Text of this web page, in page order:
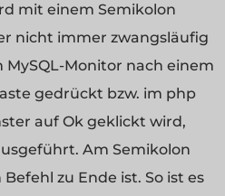
mit einem Semikolon
nicht immer zwangsläufig
Monitor nach einem
gedrückt bzw. im php
auf Ok geklickt wird,
Am Semikolon
Befehl zu Ende ist. So ist es